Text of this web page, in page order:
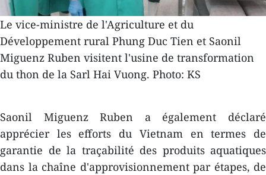
Le vice-ministre de l'Agriculture et du
Développement rural Phung Duc Tien et Saonil
Miguenz Ruben visitent l'usine de transformation
du thon de la Sarl Hai Vuong. Photo: KS
Saonil Miguenz Ruben a également déclaré
apprécier les efforts du Vietnam en termes de
garantie de la traçabilité des produits aquatiques
dans la chaîne d'approvisionnement par étapes, de